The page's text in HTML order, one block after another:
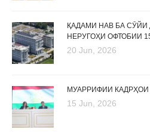
ҚАДАМИ НАВ БА СӮЙИ
НЕРУГОҲИ ОФТОБИИ
20 Jun, 2026
МУАРРИФИИ
15 Jun, 2026